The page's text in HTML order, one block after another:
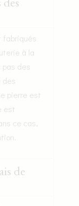
fabriqués
à la
pas des
des
pierre est
est
ce cas,
de